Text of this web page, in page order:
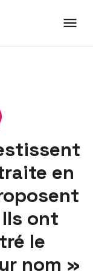
en
ont
le
nom »